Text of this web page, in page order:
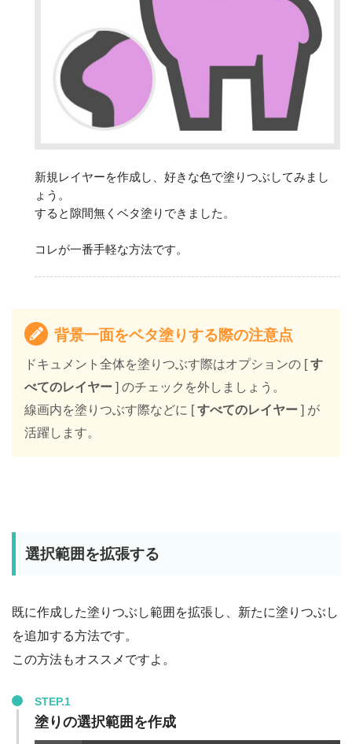
新規レイヤーを作成し、好きな色で塗りつぶしてみまし
ょう。
すると隙間無くベタ塗りできました。
コレが一番手軽な方法です。
背景一面をベタ塗りする際の注意点
ドキュメント全体を塗りつぶす際はオプションの [す
べてのレイヤー ] のチェックを外しましょう。
線画内を塗りつぶす際などに [すべてのレイヤー ] が
活躍します。
選択範囲を拡張する
既に作成した塗りつぶし範囲を拡張し、新たに塗りつぶし
を追加する方法です。
この方法もオススメですよ。
STEP.1
塗りの選択範囲を作成